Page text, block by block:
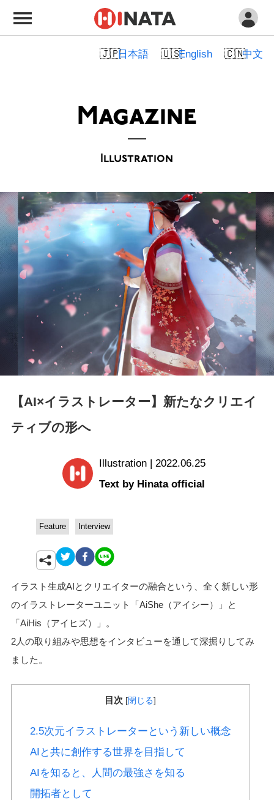
English
日本語 中文
Magazine
Illustration
【AI×イラストレーター】新たなクリエイ
ティブの形へ
Illustration | 2022.06.25
Text by Hinata official
Feature Interview
イラスト生成AIとクリエイターの融合という、全く新しい形
のイラストレーターユニット「AiShe（アイシー）」と
「AiHis（アイヒズ）」。
2人の取り組みや思想をインタビューを通して深掘りしてみ
ました。
目次 [閉じる]
2.5次元イラストレーターという新しい概念
AIと共に創作する世界を目指して
AIを知ると、人間の最強さを知る
開拓者として